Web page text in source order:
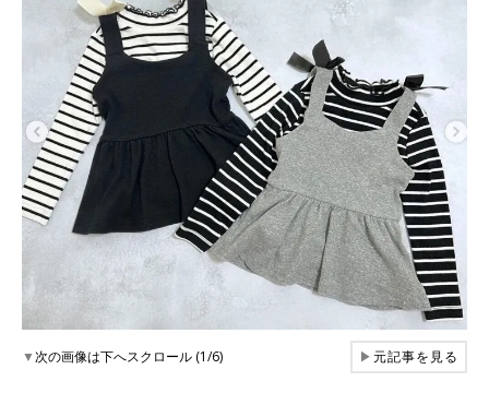
▼次の画像は下へスクロール (1/6) ▶元記事を見る